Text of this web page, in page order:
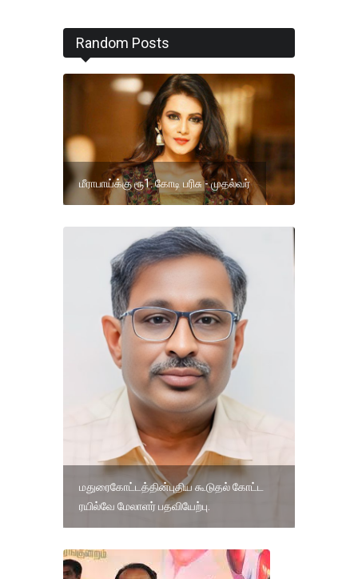
Random Posts
மீராபாய்க்கு ரூ1. கோடி பரிசு - முதல்வர்
மதுரைகோட்டத்தின்புதிய கூடுதல் கோட்ட
ரயில்வே மேலாளர் பதவியேற்பு.